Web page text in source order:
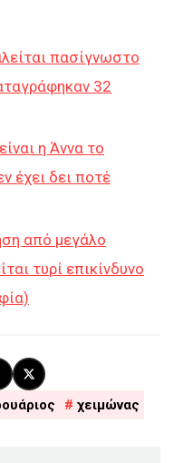
πασίγνωστο
32
η Άννα το
έχει δει ποτέ
από μεγάλο
τυρί επικίνδυνο
χειμώνας